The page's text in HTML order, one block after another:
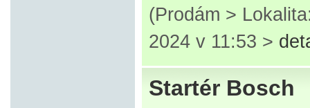
(Prodám >
2024 v 11:53 >
Startér Bosch